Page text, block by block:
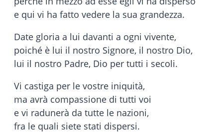
e qui vi ha fatto vedere la sua grandezza.
Date gloria a lui davanti a ogni vivente,
poiché è lui il nostro Signore, il nostro Dio,
lui il nostro Padre, Dio per tutti i secoli.
Vi castiga per le vostre iniquità,
ma avrà compassione di tutti voi
e vi radunerà da tutte le nazioni,
fra le quali siete stati dispersi.